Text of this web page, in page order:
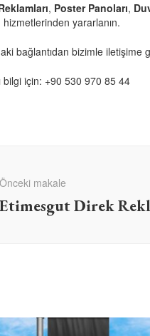
, Poster Panoları,
hizmetlerinden yararlanın.
bağlantıdan bizimle iletişime
bilgi için: +90 530 970 85 44
Önceki makale
Etimesgut Direk